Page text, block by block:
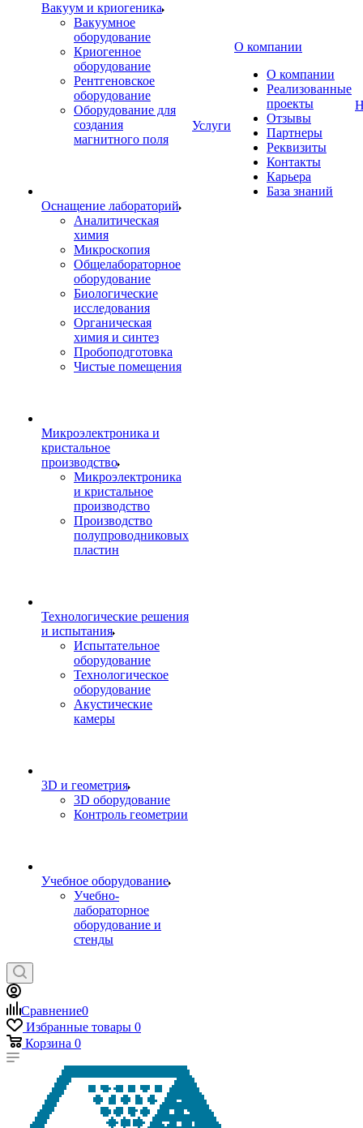
Вакуум и криогеника
Вакуумное
оборудование
Криогенное
оборудование
Рентгеновское
оборудование
Оборудование для
создания
магнитного поля
Оснащение лабораторий
Аналитическая
химия
Микроскопия
Общелабораторное
оборудование
Биологические
исследования
Органическая
химия и синтез
Пробоподготовка
Чистые помещения
Микроэлектроника и
кристальное
производство
Микроэлектроника
и кристальное
производство
Производство
полупроводниковых
пластин
Технологические решения
и испытания
Испытательное
оборудование
Технологическое
оборудование
Акустические
камеры
3D и геометрия
3D оборудование
Контроль геометрии
Учебное оборудование
Учебно-
лабораторное
оборудование и
стенды
Услуги
О компании
О компании
Реализованные
проекты
Отзывы
Партнеры
Реквизиты
Контакты
Карьера
База знаний
Сравнение0
Избранные товары 0
Корзина 0